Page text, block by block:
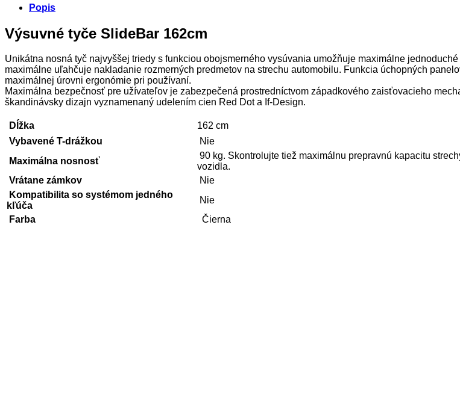
Popis
Výsuvné tyče SlideBar 162cm
Unikátna nosná tyč najvyššej triedy s funkciou obojsmerného vysúvania umožňuje maximálne
maximálne uľahčuje nakladanie rozmerných predmetov na strechu automobilu. Funkcia úchopných
maximálnej úrovni ergonómie pri používaní.
Maximálna bezpečnosť pre užívateľov je zabezpečená prostredníctvom západkového zaisťovacieho
škandinávsky dizajn vyznamenaný udelením cien Red Dot a If-Design.
Dĺžka
162 cm
Vybavené T-drážkou
Nie
Maximálna nosnosť
90 kg. Skontrolujte tiež maximálnu prepravnú kapacitu
vozidla.
Vrátane zámkov
Nie
Kompatibilita so systémom jedného
kľúča
Nie
Farba
Čierna